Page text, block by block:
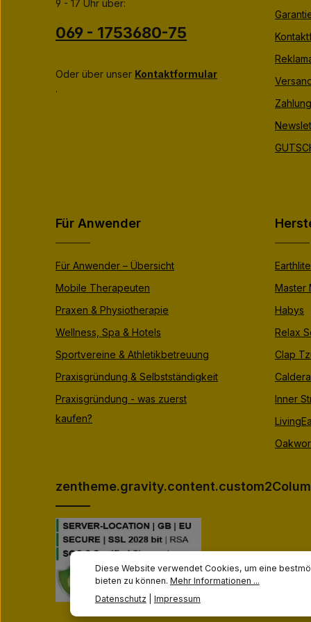
9 - 17 Uhr über:
069 - 1753680-75
Oder über unser Kontaktformular
.
Für Anwender
Für Anwender – Übersicht
Mobile Therapeuten
Praxen & Physiotherapie
Wellness, Spa & Hotels
Sportvereine & Athletikbetreuung
Praxisgründung & Selbstständigkeit
Praxisgründung - was zuerst
kaufen?
Earthlite
Master
Habys
Relax
Clap
Caldera
Inner
Diese Website verwendet Cookies, um eine
bieten zu können. Mehr Informationen ...
Datenschutz
Impressum